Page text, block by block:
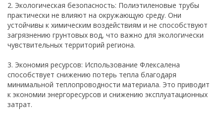
2. Экологическая безопасность: Полиэтиленовые трубы
практически не влияют на окружающую среду. Они
устойчивы к химическим воздействиям и не способствуют
загрязнению грунтовых вод, что важно для экологически
чувствительных территорий региона.
3. Экономия ресурсов: Использование Флексалена
способствует снижению потерь тепла благодаря
минимальной теплопроводности материала. Это приводит
к экономии энергоресурсов и снижению эксплуатационных
затрат.